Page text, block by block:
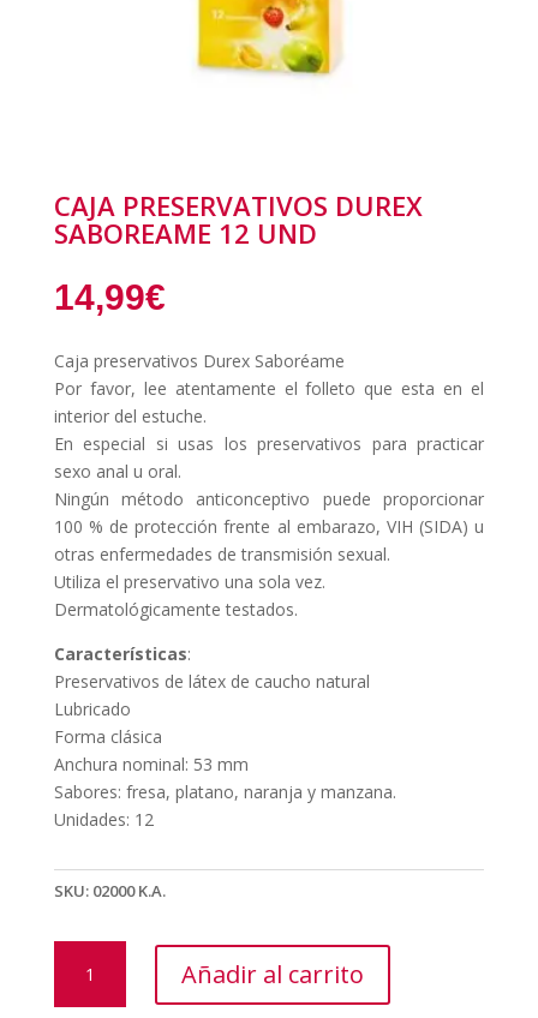
CAJA PRESERVATIVOS DUREX
SABOREAME 12 UND
14,99€
Caja preservativos Durex Saboréame
Por favor, lee atentamente el folleto que esta en el
interior del estuche.
En especial si usas los preservativos para practicar
sexo anal u oral.
Ningún método anticonceptivo puede proporcionar
100 % de protección frente al embarazo, VIH (SIDA) u
otras enfermedades de transmisión sexual.
Utiliza el preservativo una sola vez.
Dermatológicamente testados.
Características:
Preservativos de látex de caucho natural
Lubricado
Forma clásica
Anchura nominal: 53 mm
Sabores: fresa, platano, naranja y manzana.
Unidades: 12
SKU: 02000 K.A.
PRESERVATIVOS
DUREX
Añadir al carrito